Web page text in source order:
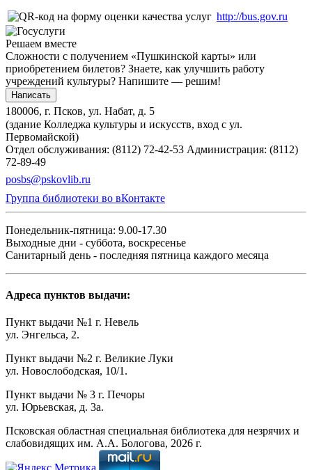
http://bus.gov.ru
Решаем вместе
Сложности с получением «Пушкинской карты» или
приобретением билетов? Знаете, как улучшить работу
учреждений культуры? Напишите — решим!
Написать
180006, г. Псков, ул. Набат, д. 5
(здание Колледжа культуры и искусств, вход с ул.
Первомайской)
Отдел обслуживания: (8112) 72-42-53 Администрация: (8112)
72-89-49
posbs@pskovlib.ru
Группа библиотеки во вКонтакте
Понедельник-пятница: 9.00-17.30
Выходные дни - суббота, воскресенье
Санитарный день - последняя пятница каждого месяца
Адреса пунктов выдачи:
Пункт выдачи №1 г. Невель
ул. Энгельса, 2.
Пункт выдачи №2 г. Великие Луки
ул. Новослободская, 10/1.
Пункт выдачи № 3 г. Печоры
ул. Юрьевская, д. 3а.
Псковская областная специальная библиотека для незрячих и
слабовидящих им. А.А. Бологова, 2026 г.